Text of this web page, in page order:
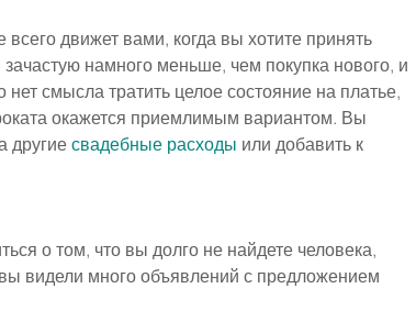
движет вами, когда вы хотите принять
намного меньше, чем покупка нового, и
смысла тратить целое состояние на платье,
окажется приемлимым вариантом. Вы
другие свадебные расходы или добавить к
о том, что вы долго не найдете человека,
видели много объявлений с предложением